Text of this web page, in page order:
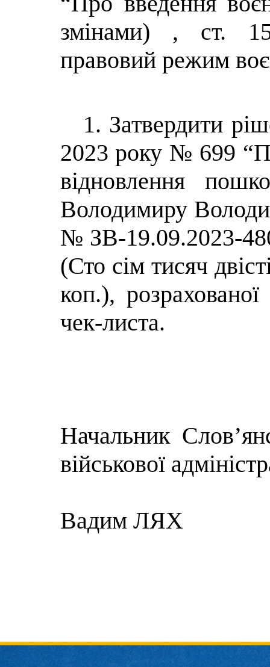
змінами) , ст.
правовий режим
1. Затвердити
2023 року № 699
відновлення
Володимиру
№ ЗВ-19.09.2023-
(Сто сiм тисяч
коп.), розрахованої
чек-листа.
Начальник
військової
Вадим ЛЯХ